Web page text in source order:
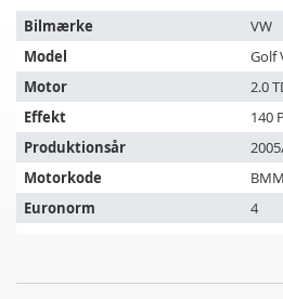
Varen
passer
til
følgende
køretøjer:
Bilmærke
VW
Model
Golf
Motor
2.0
Effekt
140
Produktionsår
Motorkode
BMM
Euronorm
4